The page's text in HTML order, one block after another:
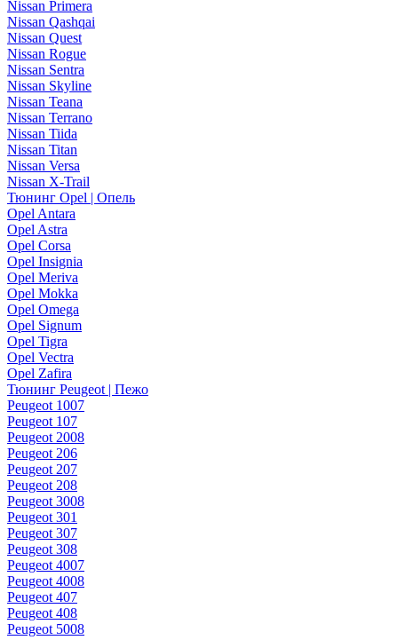
Nissan Primera
Nissan Qashqai
Nissan Quest
Nissan Rogue
Nissan Sentra
Nissan Skyline
Nissan Teana
Nissan Terrano
Nissan Tiida
Nissan Titan
Nissan Versa
Nissan X-Trail
Тюнинг Opel | Опель
Opel Antara
Opel Astra
Opel Corsa
Opel Insignia
Opel Meriva
Opel Mokka
Opel Omega
Opel Signum
Opel Tigra
Opel Vectra
Opel Zafira
Тюнинг Peugeot | Пежо
Peugeot 1007
Peugeot 107
Peugeot 2008
Peugeot 206
Peugeot 207
Peugeot 208
Peugeot 3008
Peugeot 301
Peugeot 307
Peugeot 308
Peugeot 4007
Peugeot 4008
Peugeot 407
Peugeot 408
Peugeot 5008